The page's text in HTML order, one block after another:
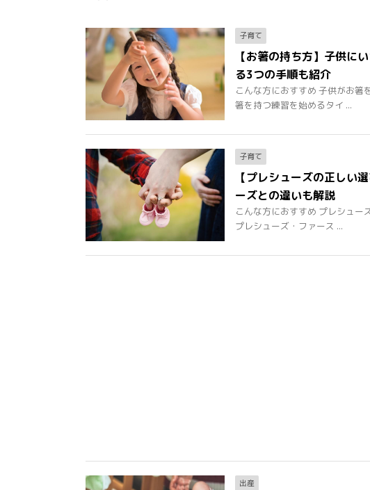
子育て
【お箸の持ち方】子供に
る3つの手順も紹介
こんな方におすすめ 子供がお箸
箸を持つ練習を始めるタイ ...
子育て
【プレシューズの正しい
ーズとの違いも解説
こんな方におすすめ プレシュー
プレシューズ・ファース ...
出産